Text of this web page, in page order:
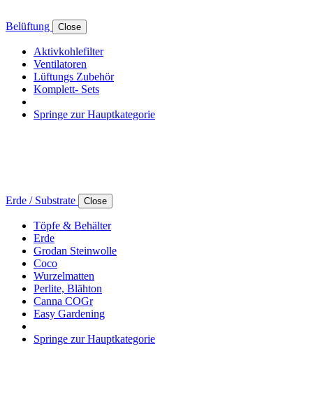
Belüftung Close
Aktivkohlefilter
Ventilatoren
Lüftungs Zubehör
Komplett- Sets
Springe zur Hauptkategorie
Erde / Substrate Close
Töpfe & Behälter
Erde
Grodan Steinwolle
Coco
Wurzelmatten
Perlite, Blähton
Canna COGr
Easy Gardening
Springe zur Hauptkategorie